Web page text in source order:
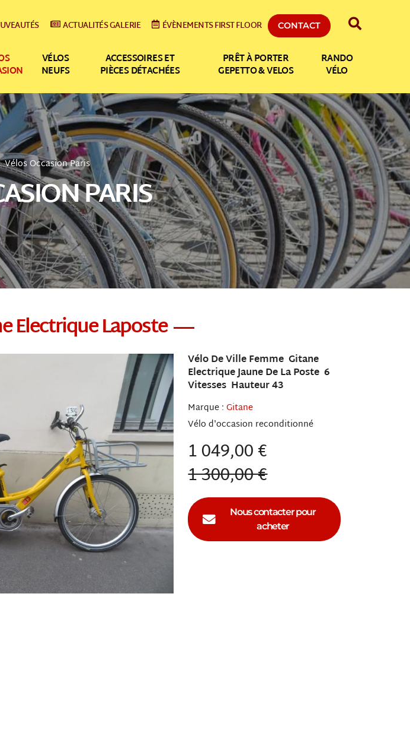
ACTUALITÉS GALERIE ÉVÈNEMENTS FIRST FLOOR CONTACT
VÉLOS
NEUFS
ACCESSOIRES ET
PIÈCES DÉTACHÉES
PRÊT À PORTER
GEPETTO & VELOS
RANDO
VÉLO
Vélos Occasion Paris
PARIS
Electrique Laposte
Vélo De Ville Femme Gitane
Electrique Jaune De La Poste 6
Vitesses Hauteur 43
Marque :Gitane
Vélo
reconditionné
1 049,00 €
1 300,00 €
Nous contacter pour
acheter